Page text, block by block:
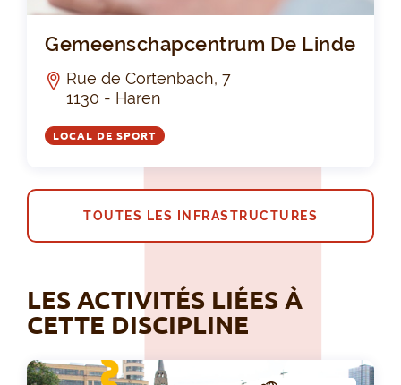
Gemeenschapcentrum De Linde
Rue de Cortenbach, 7
1130 - Haren
LOCAL DE SPORT
TOUTES LES INFRASTRUCTURES
LES ACTIVITÉS LIÉES À
CETTE DISCIPLINE